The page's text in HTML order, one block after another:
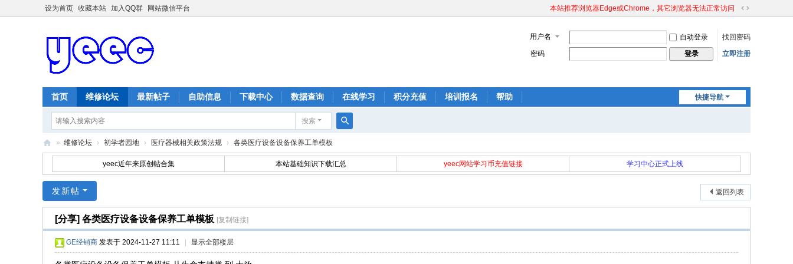
设为首页 收藏本站 加入QQ群 网站微信平台 本站推荐浏览器Edge或Chrome，其它浏览器无法正常访问
切
到
宽
用户名 自动登录
找回密码
密码
登录 立即注册
快捷导航
首页 维修论坛 最新帖子 自助信息 下载中心 数据查询 在线学习 积分充值 培训报名 帮助
搜索
索
ec
网
» 维修论坛 › 初学者园地 › 医疗器械相关政策法规 › 各类医疗设备设备保养工单模板
yeec近年来原创帖合集 本站基础知识下载汇总 yeec网站学习币充值链接 学习中心正式上线
返回列表
发新帖
[分享] 各类医疗设备设备保养工单模板 [复制链接]
GE经销商 发表于 2024-11-27 11:11 显示全部楼层